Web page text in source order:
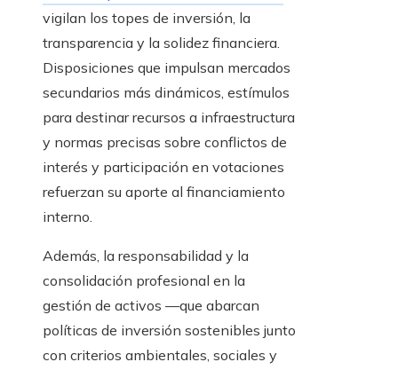
vigilan los topes de inversión, la
transparencia y la solidez financiera.
Disposiciones que impulsan mercados
secundarios más dinámicos, estímulos
para destinar recursos a infraestructura
y normas precisas sobre conflictos de
interés y participación en votaciones
refuerzan su aporte al financiamiento
interno.
Además, la responsabilidad y la
consolidación profesional en la
gestión de activos —que abarcan
políticas de inversión sostenibles junto
con criterios ambientales, sociales y